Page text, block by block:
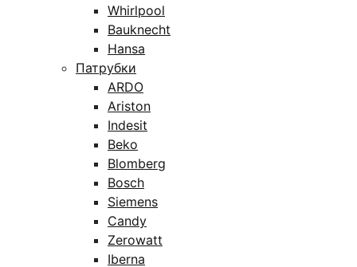
Whirlpool
Bauknecht
Hansa
Патрубки
ARDO
Ariston
Indesit
Beko
Blomberg
Bosch
Siemens
Candy
Zerowatt
Iberna